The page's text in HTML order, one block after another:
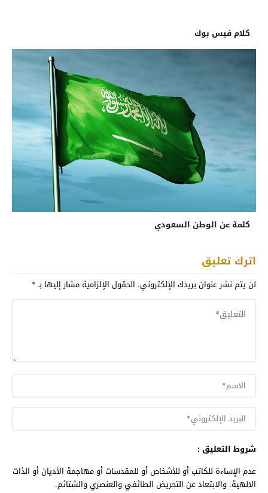
كلام فيس بوك
كلمة عن الوطن السعودي
اترك تعليق
لن يتم نشر عنوان بريدك الإلكتروني. الحقول الإلزامية مشار إليها بـ*
شروط التعليق :
عدم الإساءة للكاتب أو للأشخاص أو للمقدسات أو مهاجمة الأديان أو الذات
الالهية. والابتعاد عن التحريض الطائفي والعنصري والشتائم.